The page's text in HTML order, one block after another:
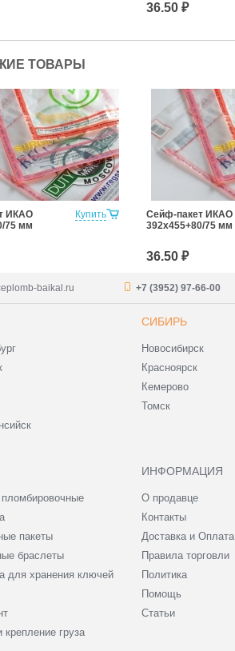
36.50 ₽
ТОВАРЫ
Купить
ИКАО
75 мм
Сейф-пакет ИКАО
392х455+80/75 мм
36.50 ₽
baikal.ru +7 (3952) 97-66-00
СИБИРЬ
Новосибирск
Красноярск
Кемерово
Томск
пакеты
браслеты
для хранения ключей
крепление груза
ИНФОРМАЦИЯ
О продавце
Контакты
Доставка и Оплата
Правила торговли
Политика
Помощь
Статьи